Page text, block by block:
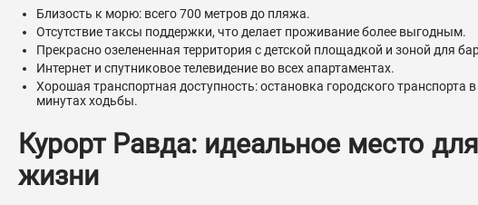
Близость к морю: всего 700 метров до пляжа.
Отсутствие таксы поддержки, что делает проживание более выгодным.
Прекрасно озелененная территория с детской площадкой и зоной для
Интернет и спутниковое телевидение во всех апартаментах.
Хорошая транспортная доступность: остановка городского транспорта
минутах ходьбы.
Курорт Равда: идеальное место
жизни